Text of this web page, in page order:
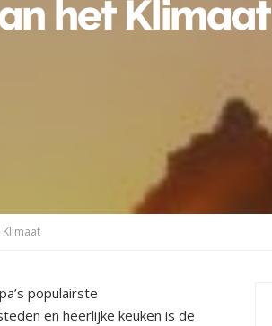
het Klimaat
populairste
en heerlijke keuken is de